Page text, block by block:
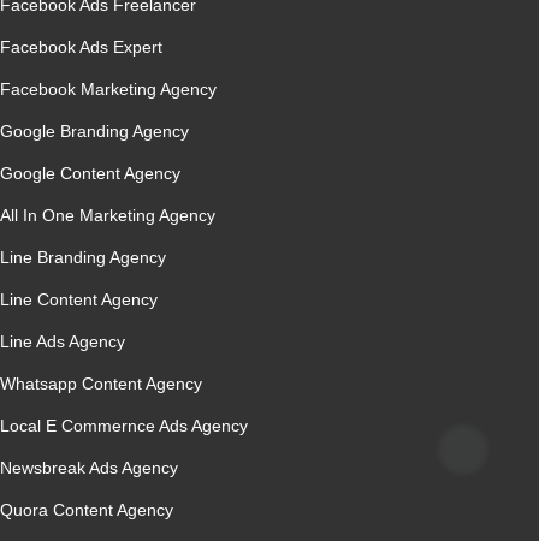
Facebook Ads Freelancer
Facebook Ads Expert
Facebook Marketing Agency
Google Branding Agency
Google Content Agency
All In One Marketing Agency
Line Branding Agency
Line Content Agency
Line Ads Agency
Whatsapp Content Agency
Local E Commernce Ads Agency
Newsbreak Ads Agency
Quora Content Agency